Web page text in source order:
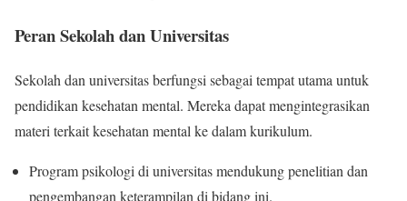
Peran Sekolah dan Universitas
Sekolah dan universitas berfungsi sebagai tempat utama untuk
pendidikan kesehatan mental. Mereka dapat mengintegrasikan
materi terkait kesehatan mental ke dalam kurikulum.
Program psikologi di universitas mendukung penelitian dan
pengembangan keterampilan di bidang ini.